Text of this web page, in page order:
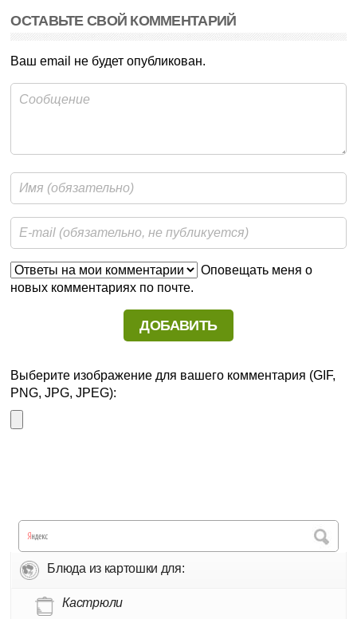
ОСТАВЬТЕ СВОЙ КОММЕНТАРИЙ
Ваш email не будет опубликован.
Оповещать меня о
новых комментариях по почте.
Выберите изображение для вашего комментария (GIF,
PNG, JPG, JPEG):
Блюда из картошки для:
Кастрюли